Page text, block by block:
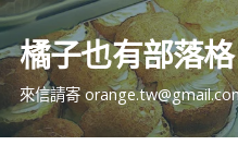
跳
主
內
橘子也有部落格
來信請寄